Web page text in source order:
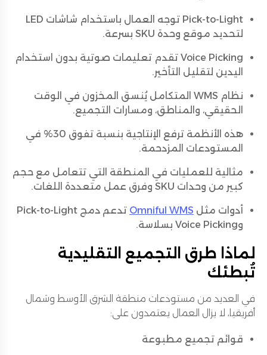
Pick-to-Light توجه العمال باستخدام شاشات LED
لتحديد موقع وحدة SKU بسرعة.
Voice Picking تقدم تعليمات صوتية بدون استخدام
اليدين لتقليل التأخير.
نظام WMS المتكامل يُنسق المخزون في الوقت
الحقيقي، والمناطق، ومسارات التجميع.
هذه الأنظمة ترفع الإنتاجية بنسبة تفوق 30% في
المستودعات المزدحمة.
مثالية للعمليات في المنطقة التي تتعامل مع حجم
كبير من وحدات SKU وفرق عمل متعددة اللغات.
أدوات مثل Omniful WMS
تدعم دمج Pick-to-Light
وVoice Picking بسلاسة.
لماذا طرق التجميع التقليدية
تُبطئك
في العديد من مستودعات منطقة الشرق الأوسط وشمال
أفريقيا، لا يزال العمال يعتمدون على:
قوائم تجميع مطبوعة